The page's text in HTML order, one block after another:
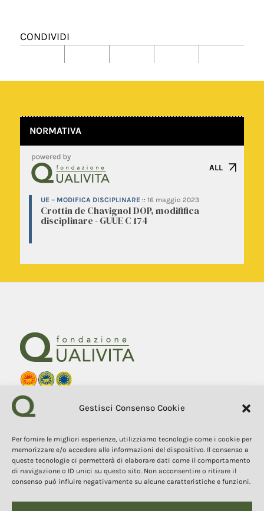
Gestisci Consenso Cookie
Per fornire le migliori esperienze, utilizziamo tecnologie come i cookie per
memorizzare e/o accedere alle informazioni del dispositivo. Il consenso a
queste tecnologie ci permetterà di elaborare dati come il comportamento
di navigazione o ID unici su questo sito. Non acconsentire o ritirare il
consenso può influire negativamente su alcune caratteristiche e funzioni.
CONDIVIDI
NORMATIVA
ALL
UE – MODIFICA DISCIPLINARE :: 16 maggio 2023
Crottin de Chavignol DOP, modififica
disciplinare - GUUE C 174
Fondazione Qualivita
Sede Via Fontebranda 69
COPYRIGHT 2025
I contenuti, i testi e le immagini di questo sito web sono di
proprietà della Fondazione Qualivita e sono protetti dal diritto
d’autore e dalla normativa sulla proprietà intellettuale. È vietata la
qualsiasi forma, dei contenuti e delle immagini senza espressa